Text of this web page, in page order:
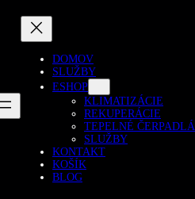
DOMOV
SLUŽBY
ESHOP
KLIMATIZÁCIE
REKUPERÁCIE
TEPELNÉ ČERPADLÁ
SLUŽBY
KONTAKT
KOŠÍK
BLOG